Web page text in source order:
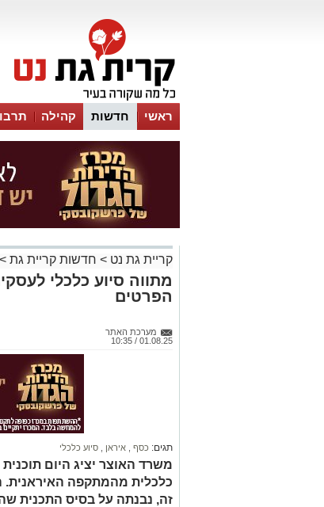
ראשי חדשות קהילה
קריית גת נט > חדשות קריית גת >
מתווה סיוע כלכלי
הפרטים
מערכת האתר
01.08.25 / 10:35
תגים: כסף איראן סיוע כלכלי
משרד האוצר יציג היום
כלכלית מהמתקפה האיראנית.
זה, נבנתה על בסיס התכנית